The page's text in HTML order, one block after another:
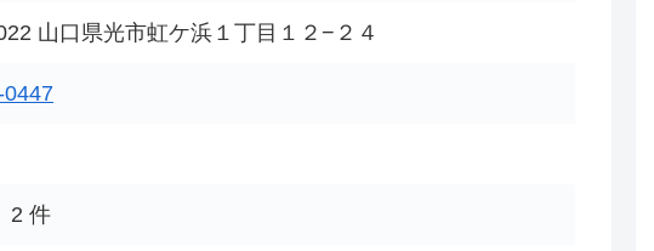
山口県光市虹ケ浜１丁目１２−２４
2 件